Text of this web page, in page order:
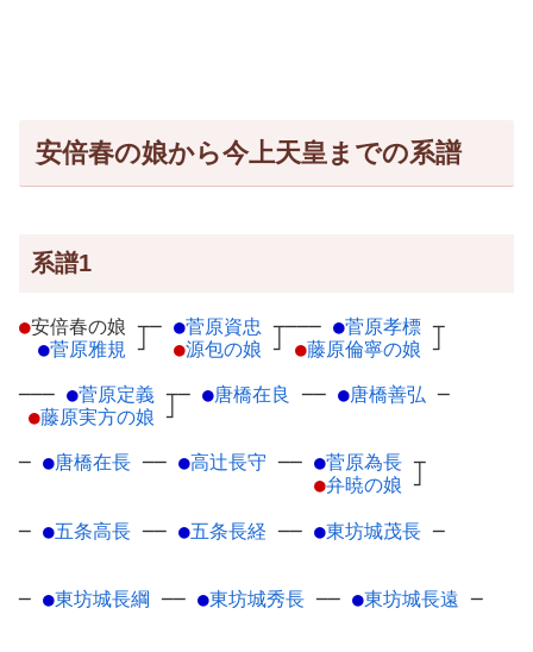
安倍春の娘から今上天皇までの系譜
系譜1
●安倍春の娘 ┬
●菅原雅規 ┘
─ ●菅原資忠 ┬
●源包の娘 ┘
─── ●菅原孝標 ┬
●藤原倫寧の娘 ┘
─── ●菅原定義 ┬
●藤原実方の娘 ┘
─ ●唐橋在良 ── ●唐橋善弘 ─
─ ●唐橋在長 ── ●高辻長守 ── ●菅原為長 ┬
●弁暁の娘 ┘
─ ●五条高長 ── ●五条長経 ── ●東坊城茂長 ─
─ ●東坊城長綱 ── ●東坊城秀長 ── ●東坊城長遠 ─